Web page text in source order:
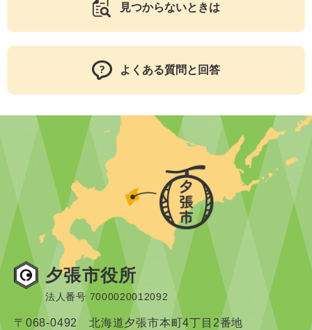
見つからないときは
よくある質問と回答
夕張市役所
法人番号 7000020012092
〒068-0492 北海道夕張市本町4丁目2番地